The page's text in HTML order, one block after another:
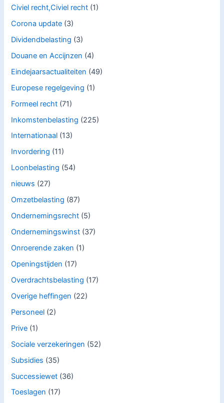
Civiel recht,Civiel recht (1)
Corona update (3)
Dividendbelasting (3)
Douane en Accijnzen (4)
Eindejaarsactualiteiten (49)
Europese regelgeving (1)
Formeel recht (71)
Inkomstenbelasting (225)
Internationaal (13)
Invordering (11)
Loonbelasting (54)
nieuws (27)
Omzetbelasting (87)
Ondernemingsrecht (5)
Ondernemingswinst (37)
Onroerende zaken (1)
Openingstijden (17)
Overdrachtsbelasting (17)
Overige heffingen (22)
Personeel (2)
Prive (1)
Sociale verzekeringen (52)
Subsidies (35)
Successiewet (36)
Toeslagen (17)